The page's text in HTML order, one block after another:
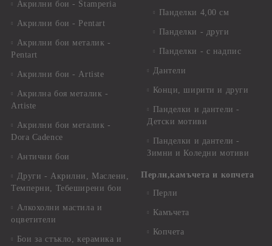
Акрилни бои - Stamperia
Акрилни бои - Pentart
Акрилни бои металик -
Pentart
Акрилни бои - Artiste
Акрилна боя металик -
Artiste
Акрилни бои металик -
Dora Cadence
Антични бои
Други - Акрилни, Маслени,
Темперни, Тебеширени бои
Алкохолни мастила и
оцветители
Бои за стъкло, керамика и
Панделки 4,00 см
Панделки - други
Панделки - с надпис
Дантели
Конци, ширити и други
Панделки и дантели -
Детски мотиви
Панделки и дантели -
Зимни и Коледни мотиви
Перли,камъчета и копчета
Перли
Камъчета
Копчета